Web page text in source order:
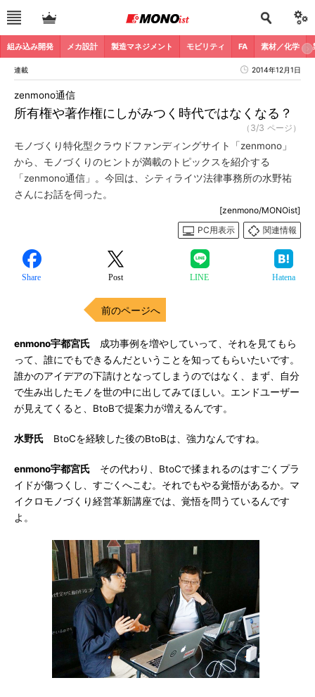
組み込み開発 メカ設計 製造マネジメント モビリティ FA 素材／化学
連載 2014年12月1日
所有権や著作権にしがみつく時代ではなくなる？
zenmono通信
（3/3 ページ）
モノづくり特化型クラウドファンディングサイト「zenmono」
から、モノづくりのヒントが満載のトピックスを紹介する
「zenmono通信」。今回は、シティライツ法律事務所の水野祐
さんにお話を伺った。
[zenmono/MONOist]
PC用表示
関連情報
Share Post LINE Hatena
前のページへ
enmono宇都宮氏 成功事例を増やしていって、それを見てもら
って、誰にでもできるんだということを知ってもらいたいです。
誰かのアイデアの下請けとなってしまうのではなく、まず、自分
で生み出したモノを世の中に出してみてほしい。エンドユーザー
が見えてくると、BtoBで提案力が増えるんです。
水野氏 BtoCを経験した後のBtoBは、強力なんですね。
enmono宇都宮氏 その代わり、BtoCで揉まれるのはすごくプラ
イドが傷つくし、すごくへこむ。それでもやる覚悟があるか。マ
イクロモノづくり経営革新講座では、覚悟を問うているんです
よ。